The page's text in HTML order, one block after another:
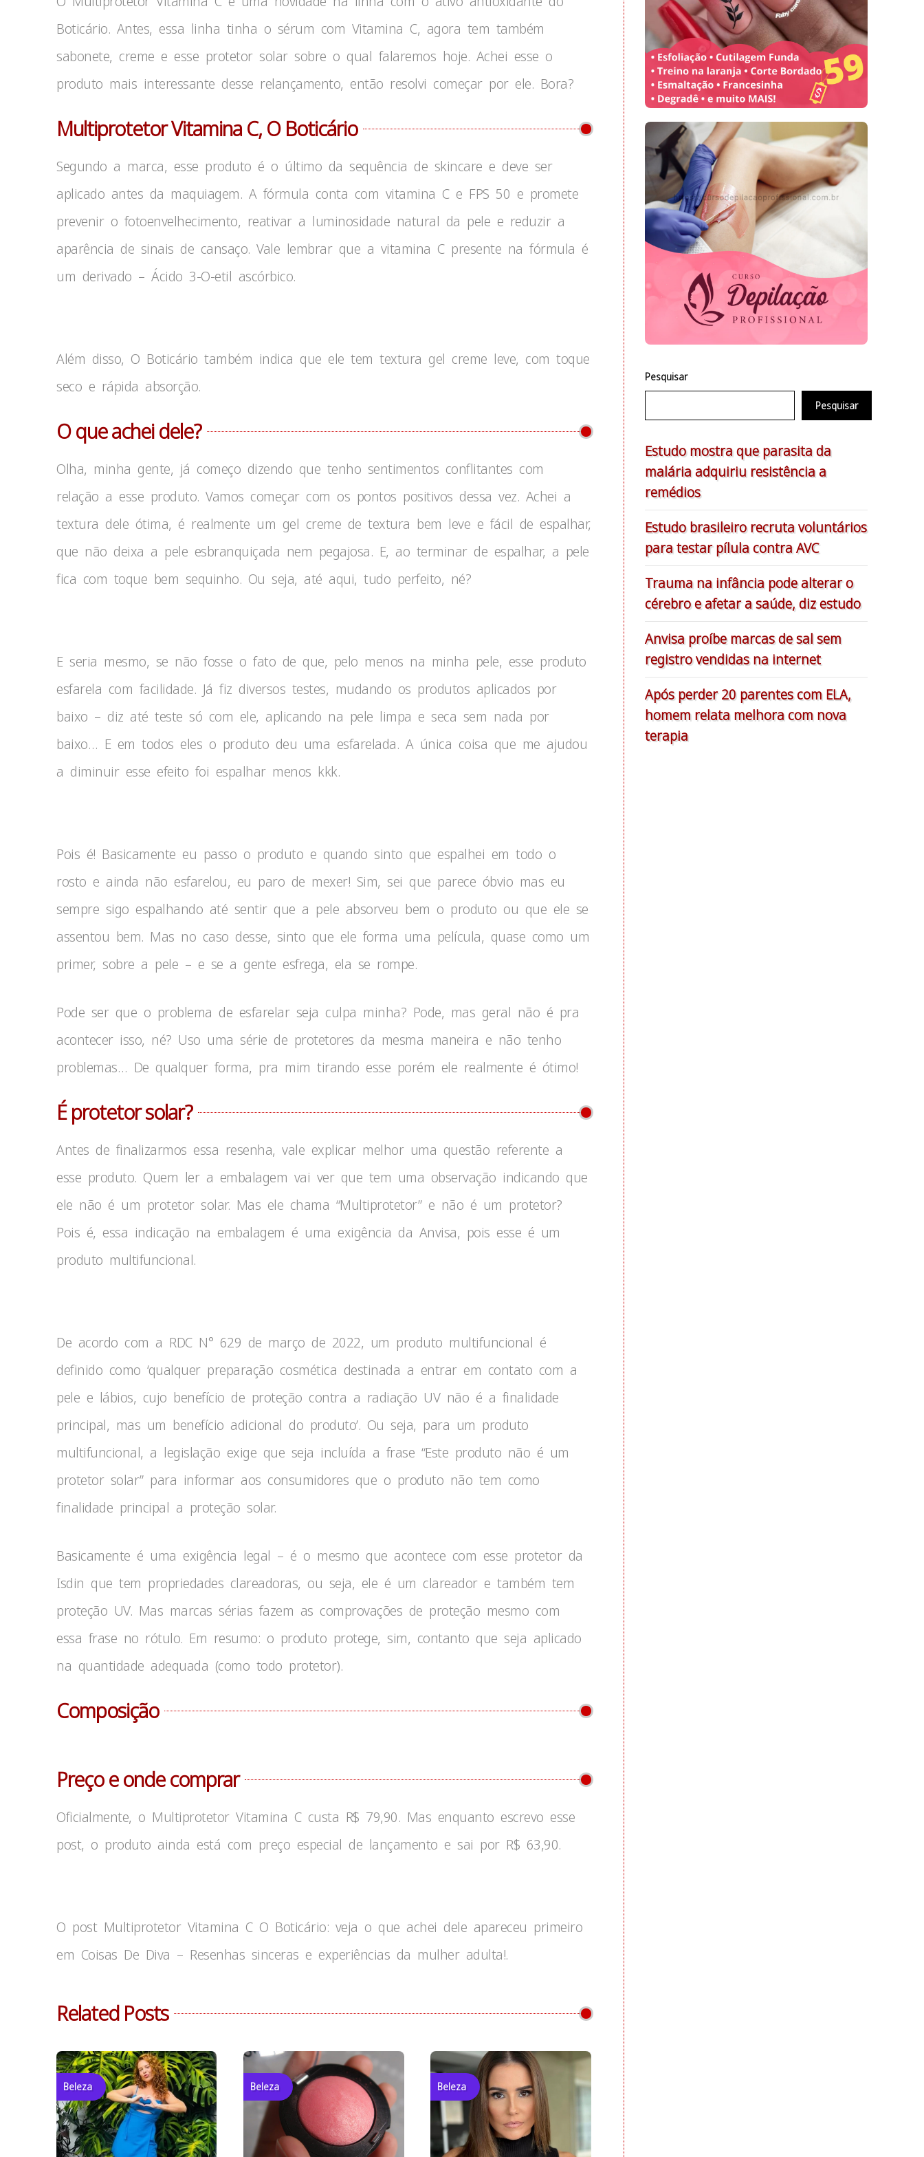
Boticário. Antes, essa linha tinha o sérum com Vitamina C, agora tem também
sabonete, creme e esse protetor solar sobre o qual falaremos hoje. Achei esse o
produto mais interessante desse relançamento, então resolvi começar por ele. Bora?
Multiprotetor Vitamina C, O Boticário
Segundo a marca, esse produto é o último da sequência de skincare e deve ser
aplicado antes da maquiagem. A fórmula conta com vitamina C e FPS 50 e promete
prevenir o fotoenvelhecimento, reativar a luminosidade natural da pele e reduzir a
aparência de sinais de cansaço. Vale lembrar que a vitamina C presente na fórmula é
um derivado – Ácido 3-O-etil ascórbico.
Além disso, O Boticário também indica que ele tem textura gel creme leve, com toque
seco e rápida absorção.
O que achei dele?
Olha, minha gente, já começo dizendo que tenho sentimentos conflitantes com
relação a esse produto. Vamos começar com os pontos positivos dessa vez. Achei a
textura dele ótima, é realmente um gel creme de textura bem leve e fácil de espalhar,
que não deixa a pele esbranquiçada nem pegajosa. E, ao terminar de espalhar, a pele
fica com toque bem sequinho. Ou seja, até aqui, tudo perfeito, né?
E seria mesmo, se não fosse o fato de que, pelo menos na minha pele, esse produto
esfarela com facilidade. Já fiz diversos testes, mudando os produtos aplicados por
baixo – diz até teste só com ele, aplicando na pele limpa e seca sem nada por
baixo… E em todos eles o produto deu uma esfarelada. A única coisa que me ajudou
a diminuir esse efeito foi espalhar menos kkk.
Pois é! Basicamente eu passo o produto e quando sinto que espalhei em todo o
rosto e ainda não esfarelou, eu paro de mexer! Sim, sei que parece óbvio mas eu
sempre sigo espalhando até sentir que a pele absorveu bem o produto ou que ele se
assentou bem. Mas no caso desse, sinto que ele forma uma película, quase como um
primer, sobre a pele – e se a gente esfrega, ela se rompe.
Pode ser que o problema de esfarelar seja culpa minha? Pode, mas geral não é pra
acontecer isso, né? Uso uma série de protetores da mesma maneira e não tenho
problemas… De qualquer forma, pra mim tirando esse porém ele realmente é ótimo!
É protetor solar?
Antes de finalizarmos essa resenha, vale explicar melhor uma questão referente a
esse produto. Quem ler a embalagem vai ver que tem uma observação indicando que
ele não é um protetor solar. Mas ele chama “Multiprotetor” e não é um protetor?
Pois é, essa indicação na embalagem é uma exigência da Anvisa, pois esse é um
produto multifuncional.
De acordo com a RDC N° 629 de março de 2022, um produto multifuncional é
definido como ‘qualquer preparação cosmética destinada a entrar em contato com a
pele e lábios, cujo benefício de proteção contra a radiação UV não é a finalidade
principal, mas um benefício adicional do produto’. Ou seja, para um produto
multifuncional, a legislação exige que seja incluída a frase “Este produto não é um
protetor solar” para informar aos consumidores que o produto não tem como
finalidade principal a proteção solar.
Basicamente é uma exigência legal – é o mesmo que acontece com esse protetor da
Isdin que tem propriedades clareadoras, ou seja, ele é um clareador e também tem
proteção UV. Mas marcas sérias fazem as comprovações de proteção mesmo com
essa frase no rótulo. Em resumo: o produto protege, sim, contanto que seja aplicado
na quantidade adequada (como todo protetor).
Composição
Preço e onde comprar
Oficialmente, o Multiprotetor Vitamina C custa R$ 79,90. Mas enquanto escrevo esse
post, o produto ainda está com preço especial de lançamento e sai por R$ 63,90.
O post Multiprotetor Vitamina C O Boticário: veja o que achei dele apareceu primeiro
em Coisas De Diva – Resenhas sinceras e experiências da mulher adulta!.
Related Posts
Beleza Beleza Beleza
Pesquisar
Pesquisar
Estudo mostra que parasita da
malária adquiriu resistência a
remédios
Estudo brasileiro recruta voluntários
para testar pílula contra AVC
Trauma na infância pode alterar o
cérebro e afetar a saúde, diz estudo
Anvisa proíbe marcas de sal sem
registro vendidas na internet
Após perder 20 parentes com ELA,
homem relata melhora com nova
terapia